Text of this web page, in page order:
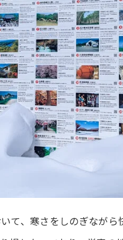
て、寒さをしのぎながら